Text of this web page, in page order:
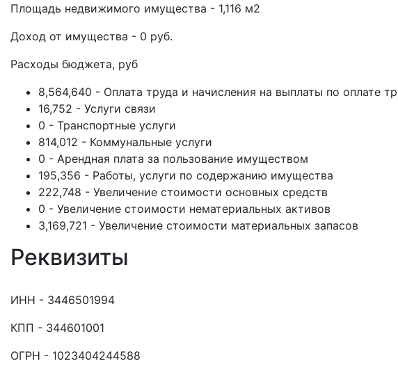
Площадь недвижимого имущества - 1,116 м2
Доход от имущества - 0 руб.
Расходы бюджета, руб
8,564,640 - Оплата труда и начисления на выплаты по оплате
16,752 - Услуги связи
0 - Транспортные услуги
814,012 - Коммунальные услуги
0 - Арендная плата за пользование имуществом
195,356 - Работы, услуги по содержанию имущества
222,748 - Увеличение стоимости основных средств
0 - Увеличение стоимости нематериальных активов
3,169,721 - Увеличение стоимости материальных запасов
Реквизиты
ИНН - 3446501994
КПП - 344601001
ОГРН - 1023404244588